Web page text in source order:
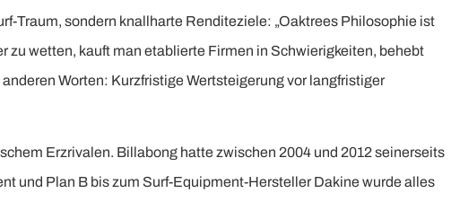
Traum, sondern knallharte Renditeziele: „Oaktrees Philosophie ist
zu wetten, kauft man etablierte Firmen in Schwierigkeiten, behebt
Worten: Kurzfristige Wertsteigerung vor langfristiger
Erzrivalen. Billabong hatte zwischen 2004 und 2012 seinerseits
und Plan B bis zum Surf-Equipment-Hersteller Dakine wurde alles